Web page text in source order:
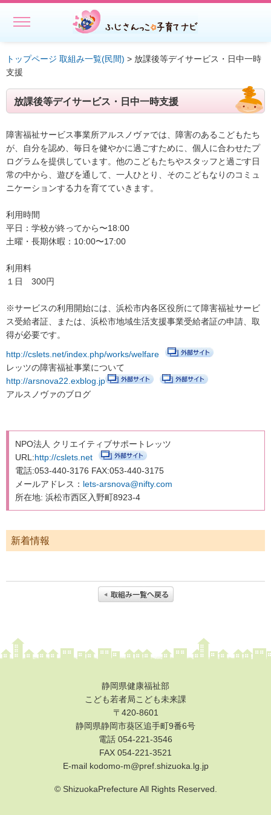
ホーム
初めての方へ
子どもを預ける
子どもを預ける
ファミリー・サポート・センター事業一覧
出張託児サービス一覧
県
相談する・仲間をつくる
遊ぶ・学ぶ
支援・助成
支援・助成
2026年度ニッセイ財団「児童・少年の健全育成助成」申請の募
集について（募集締切：11/12）
働く
子育てにやさしい企業
年齢別に探す
妊娠・出産
小学生
児童手当の支給について
短歌っておもしろい！俵万智×田中章義 あいのうたを語る（令
しずおか子育て優待カード
あいのうた短歌講座
あいのうた短歌講座 第１回①
トップページ 取組み一覧(民間) > 放課後等デイサービス・日中一時
支援
放課後等デイサービス・日中一時支援
障害福祉サービス事業所アルスノヴァでは、障害のあるこどもたち
が、自分を認め、毎日を健やかに過ごすために、個人に合わせたプ
ログラムを提供しています。他のこどもたちやスタッフと過ごす日
常の中から、遊びを通して、一人ひとり、そのこどもなりのコミュ
ニケーションする力を育てていきます。
利用時間
平日：学校が終ってから〜18:00
土曜・長期休暇：10:00〜17:00
利用料
１日 300円
※サービスの利用開始には、浜松市内各区役所にて障害福祉サービ
ス受給者証、または、浜松市地域生活支援事業受給者証の申請、取
得が必要です。
http://cslets.net/index.php/works/welfare
レッツの障害福祉事業について
http://arsnova22.exblog.jp
アルスノヴァのブログ
NPO法人 クリエイティブサポートレッツ
URL:http://cslets.net
電話:053-440-3176 FAX:053-440-3175
メールアドレス： lets-arsnova@nifty.com
所在地: 浜松市西区入野町8923-4
新着情報
静岡県健康福祉部
こども若者局こども未来課
〒420-8601
静岡県静岡市葵区追手町9番6号
電話 054-221-3546
FAX 054-221-3521
E-mail kodomo-m@pref.shizuoka.lg.jp
© ShizuokaPrefecture All Rights Reserved.